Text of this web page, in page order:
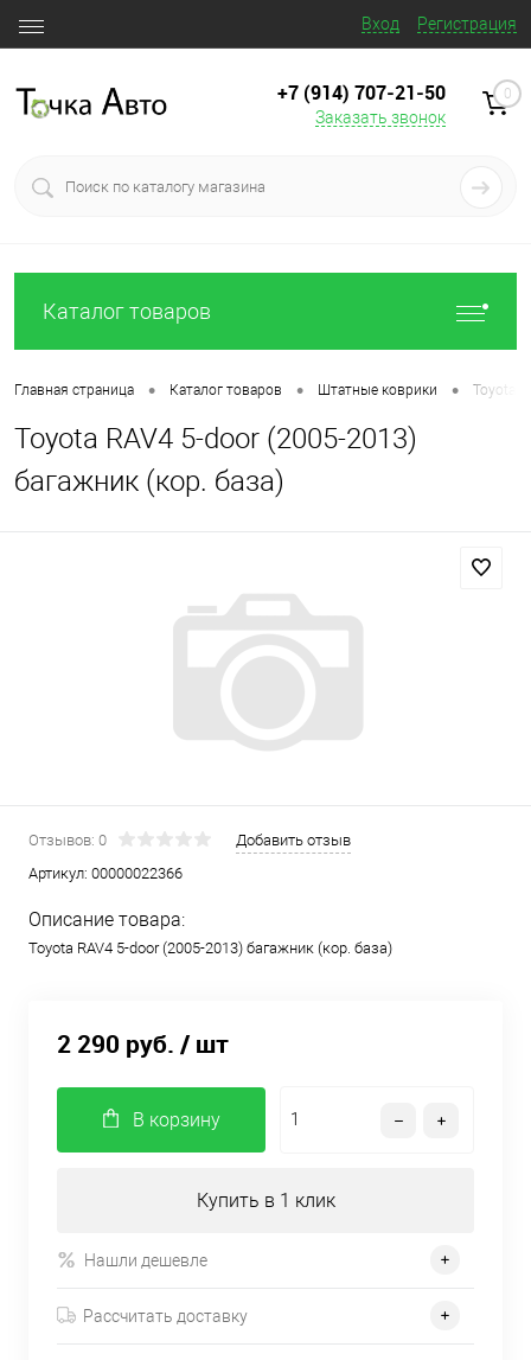
Вход Регистрация
+7 (914) 707‒21‒50
Заказать звонок
0
Каталог товаров
Главная страница • Каталог товаров • Штатные коврики • Toyota
Toyota RAV4 5-door (2005-2013)
багажник (кор. база)
Отзывов: 0
Добавить отзыв
Артикул: 00000022366
Описание товара:
Toyota RAV4 5-door (2005-2013) багажник (кор. база)
2 290 руб. / шт
В корзину
Купить в 1 клик
Нашли дешевле
Рассчитать доставку